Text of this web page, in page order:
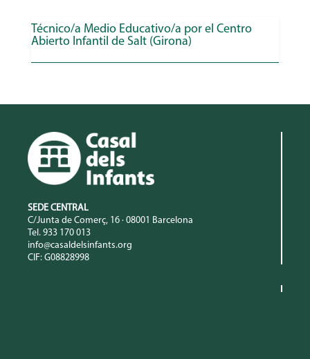
Técnico/a Medio Educativo/a por el Centro
Abierto Infantil de Salt (Girona)
SEDE CENTRAL
C/Junta de Comerç, 16 · 08001 Barcelona
Tel. 933 170 013
info@casaldelsinfants.org
CIF: G08828998